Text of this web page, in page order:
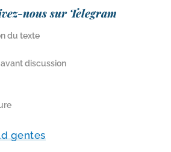
nous sur Telegram
du texte
discussion
gentes